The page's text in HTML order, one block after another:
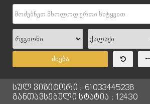
ძიება
სულ ვიზიტორი : 61033445238
განთავსებული სტატია : 12430